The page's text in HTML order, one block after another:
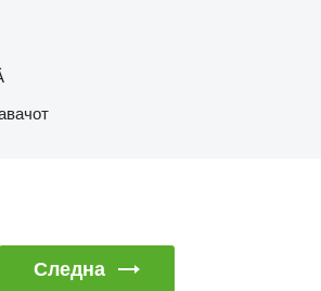
Следна